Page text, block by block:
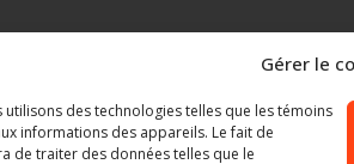
Gérer le
des technologies telles que les témoins
informations des appareils. Le fait de
de traiter des données telles que le